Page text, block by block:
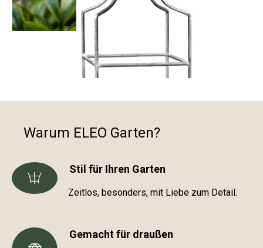
Warum ELEO Garten?
Stil für Ihren Garten
Zeitlos, besonders, mit Liebe zum Detail.
Gemacht für draußen